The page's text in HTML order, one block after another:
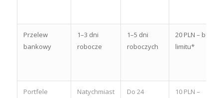
Przelew
bankowy
1–3 dni
robocze
1–5 dni
roboczych
20 PLN – bez
limitu*
Portfele
Natychmiast
Do 24
10 PLN –